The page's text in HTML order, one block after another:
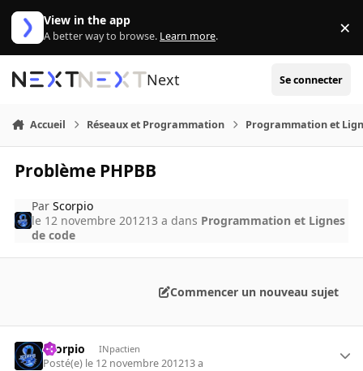
Aller au contenu
View in the app
A better way to browse. Learn more. ×
Next Se connecter
Accueil Réseaux et Programmation Programmation et
Problème PHPBB
ParScorpio
le 12 novembre 201213 a dans Programmation et Lignes
de code
Commencer un nouveau sujet
Scorpio INpactien
Posté(e) le 12 novembre 201213 a